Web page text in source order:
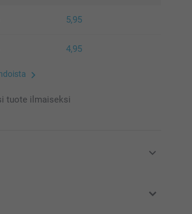
5,95
4,95
tuote ilmaiseksi
arvonlisäveron ja eivät sisällä